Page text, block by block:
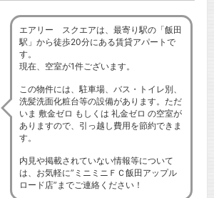
エアリー スクエアは、最寄り駅の「飯田
駅」から徒歩20分にある賃貸アパートで
す。
現在、空室が1件ございます。
この物件には、駐車場、バス・トイレ別、
洗髪洗面化粧台等の設備があります。ただ
いま 敷金ゼロ もしくは 礼金ゼロ の空室が
ありますので、引っ越し費用を節約できま
す。
内見や掲載されていない情報等について
は、お気軽に”ミニミニＦＣ飯田アップル
ロード店”までご連絡ください！